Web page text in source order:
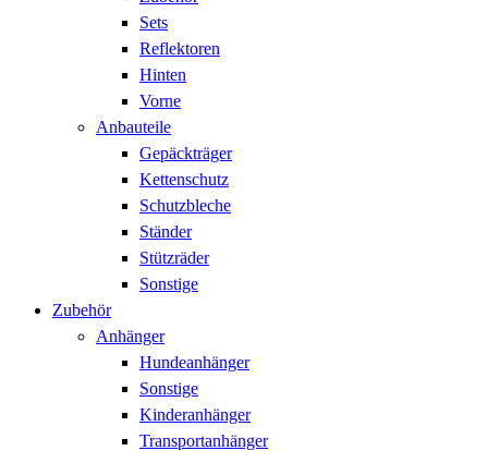
Sets
Reflektoren
Hinten
Vorne
Anbauteile
Gepäckträger
Kettenschutz
Schutzbleche
Ständer
Stützräder
Sonstige
Zubehör
Anhänger
Hundeanhänger
Sonstige
Kinderanhänger
Transportanhänger